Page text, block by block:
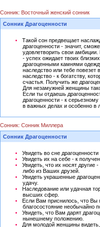
Сонник: Восточный женский сонник
Сонник Драгоценности
Такой сон предвещает
драгоценности - значит,
удовлетворить свои амбиции.
- успех ожидает твоих
драгоценными камнями
наследство или тебе повезет
наследство - к богатству,
счастья. Получить же
Для незамужней женщины
Если ты отдаешь
драгоценности - к
в важных делах и особенно в
Сонник: Сонник Миллера
Сонник Драгоценности
Увидеть во сне
Увидеть их на себе - к
Увидеть, что их носят другие
либо из Ваших друзей.
Увидеть украшенные
удачу.
Наследование или удачная
высших сфер.
Если Вам приснилось, что Вы
благосостояние необычайно
Увидеть, что Вам дарят
нынешнему положению.
Для молодой женщины видеть,